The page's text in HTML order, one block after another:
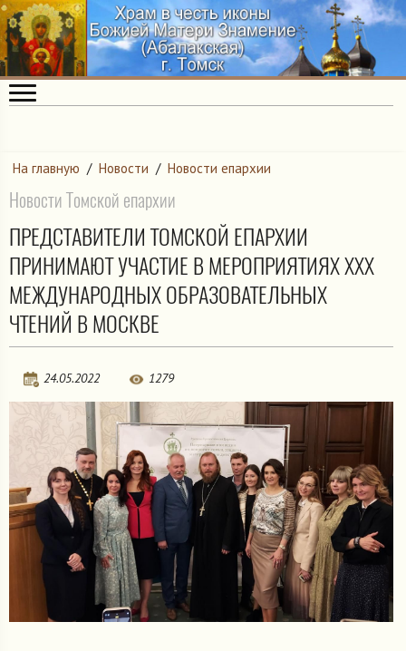
На главную / Новости / Новости епархии
Новости Томской епархии
ПРЕДСТАВИТЕЛИ ТОМСКОЙ ЕПАРХИИ
ПРИНИМАЮТ УЧАСТИЕ В МЕРОПРИЯТИЯХ ХХХ
МЕЖДУНАРОДНЫХ ОБРАЗОВАТЕЛЬНЫХ
ЧТЕНИЙ В МОСКВЕ
24.05.2022 1279